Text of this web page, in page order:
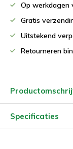
Op werkdagen
Gratis
Uitstekend
Retourneren
Specificaties